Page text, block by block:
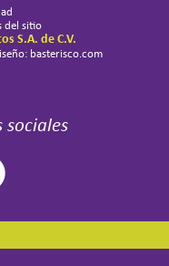
del sitio
S.A. de C.V.
basterisco.com
sociales